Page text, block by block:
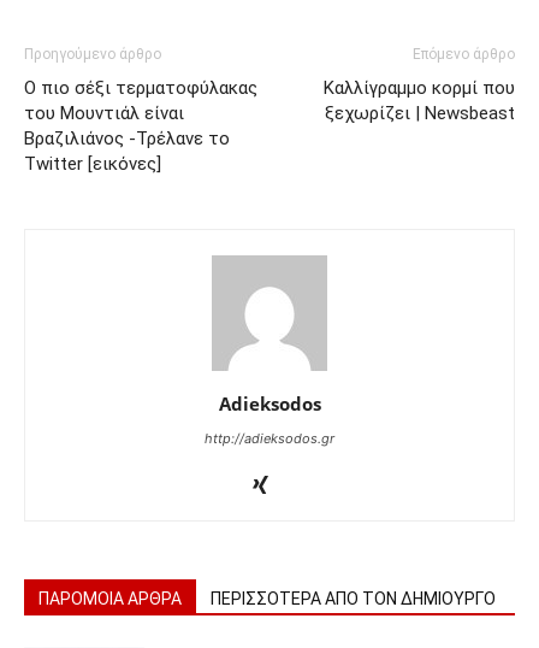
Προηγούμενο άρθρο
Ο πιο σέξι τερματοφύλακας
του Μουντιάλ είναι
Βραζιλιάνος -Τρέλανε το
Twitter [εικόνες]
Επόμενο άρθρο
Καλλίγραμμο κορμί που
ξεχωρίζει | Newsbeast
Adieksodos
http://adieksodos.gr
ΠΑΡΟΜΟΙΑ ΑΡΘΡΑ ΠΕΡΙΣΣΟΤΕΡΑ ΑΠΟ ΤΟΝ ΔΗΜΙΟΥΡΓΟ